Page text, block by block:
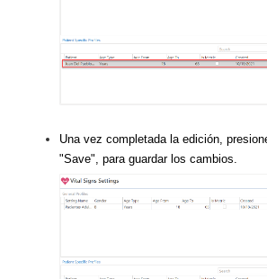
Una vez completada la edición,
"Save", para guardar los cambios.